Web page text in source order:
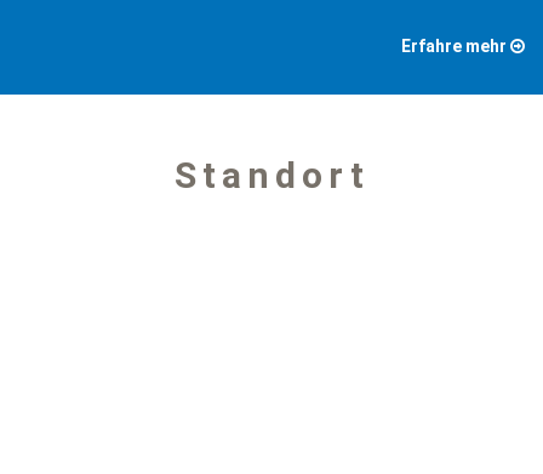
Erfahre mehr
Standort